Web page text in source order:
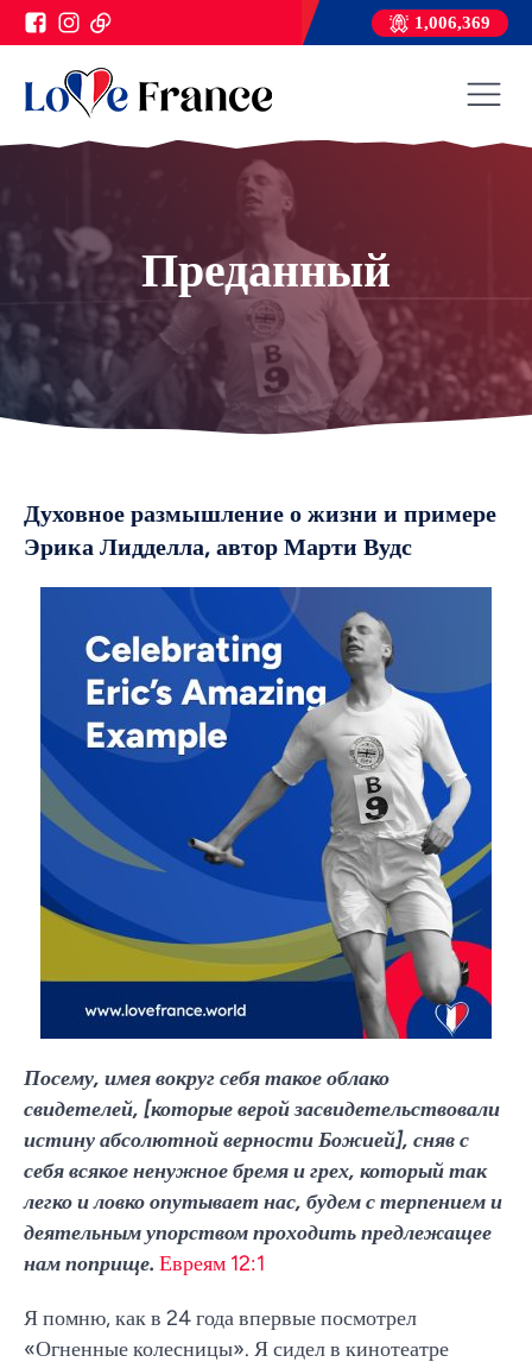
1,006,369
Преданный
Духовное размышление о жизни и примере
Эрика Лидделла, автор Марти Вудс
Посему, имея вокруг себя такое облако
свидетелей, [которые верой засвидетельствовали
истину абсолютной верности Божией], сняв с
себя всякое ненужное бремя и грех, который так
легко и ловко опутывает нас, будем с терпением и
деятельным упорством проходить предлежащее
нам поприще. Евреям 12:1
Я помню, как в 24 года впервые посмотрел
«Огненные колесницы». Я сидел в кинотеатре